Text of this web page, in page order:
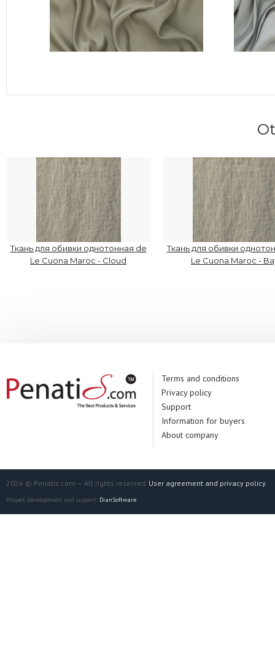
Ткань для обивки однотонная de
Le Cuona Maroc - Cloud
Ткань для обивки
Le Cuona Maroc -
Terms and conditions
Privacy policy
Support
Information for buyers
About company
2026 © Penatis.com — All rights reserved. User agreement and privacy policy
Project development and support: DianSoftware